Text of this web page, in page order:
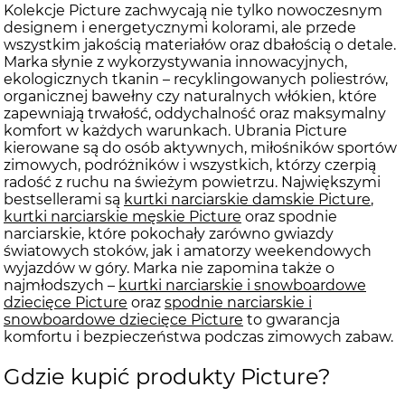
Kolekcje Picture zachwycają nie tylko nowoczesnym
designem i energetycznymi kolorami, ale przede
wszystkim jakością materiałów oraz dbałością o detale.
Marka słynie z wykorzystywania innowacyjnych,
ekologicznych tkanin – recyklingowanych poliestrów,
organicznej bawełny czy naturalnych włókien, które
zapewniają trwałość, oddychalność oraz maksymalny
komfort w każdych warunkach. Ubrania Picture
kierowane są do osób aktywnych, miłośników sportów
zimowych, podróżników i wszystkich, którzy czerpią
radość z ruchu na świeżym powietrzu. Największymi
bestsellerami są kurtki narciarskie damskie Picture,
kurtki narciarskie męskie Picture oraz spodnie
narciarskie, które pokochały zarówno gwiazdy
światowych stoków, jak i amatorzy weekendowych
wyjazdów w góry. Marka nie zapomina także o
najmłodszych – kurtki narciarskie i snowboardowe
dziecięce Picture oraz spodnie narciarskie i
snowboardowe dziecięce Picture to gwarancja
komfortu i bezpieczeństwa podczas zimowych zabaw.
Gdzie kupić produkty Picture?